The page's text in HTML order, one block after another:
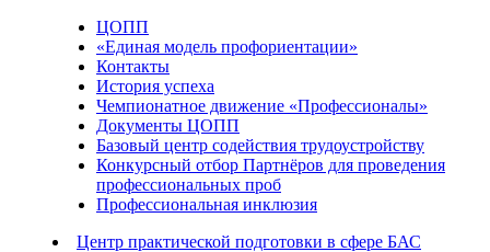
ЦОПП
«Единая модель профориентации»
Контакты
История успеха
Чемпионатное движение «Профессионалы»
Документы ЦОПП
Базовый центр содействия трудоустройству
Конкурсный отбор Партнёров для проведения
профессиональных проб
Профессиональная инклюзия
Центр практической подготовки в сфере БАС